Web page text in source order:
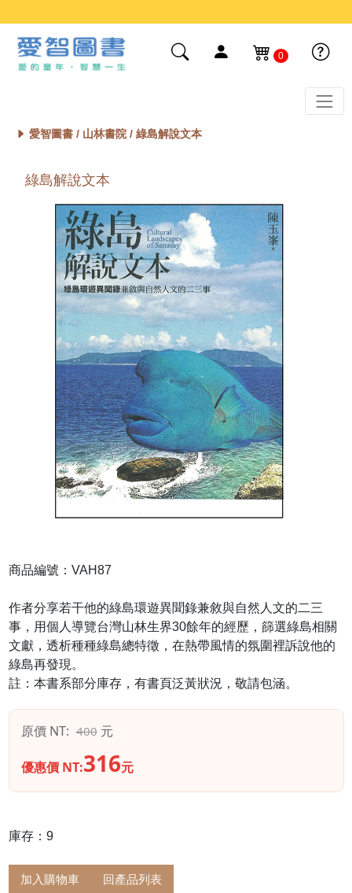
0
愛智圖書 / 山林書院/ 綠島解說文本
綠島解說文本
商品編號：VAH87
作者分享若干他的綠島環遊異聞錄兼敘與自然人文的二三
事，用個人導覽台灣山林生界30餘年的經歷，篩選綠島相關
文獻，透析種種綠島總特徵，在熱帶風情的氛圍裡訴說他的
綠島再發現。
註：本書系部分庫存，有書頁泛黃狀況，敬請包涵。
原價 NT: 400元
優惠價 NT:316元
庫存：9
加入購物車 回產品列表